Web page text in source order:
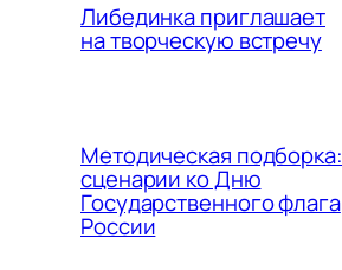
Либединка приглашает
на творческую встречу
Методическая подборка:
сценарии ко Дню
Государственного флага
России